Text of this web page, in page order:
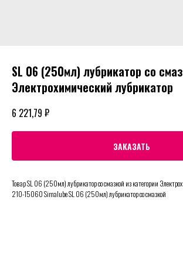
SL 06 (250мл) лубрикатор со
Электрохимический лубрикатор
6 221,79 ₽
ЗАКАЗАТЬ
Товар SL 06 (250мл) лубрикатор со смазкой из категории
210-15060 Simalube SL 06 (250мл) лубрикатор со смазкой